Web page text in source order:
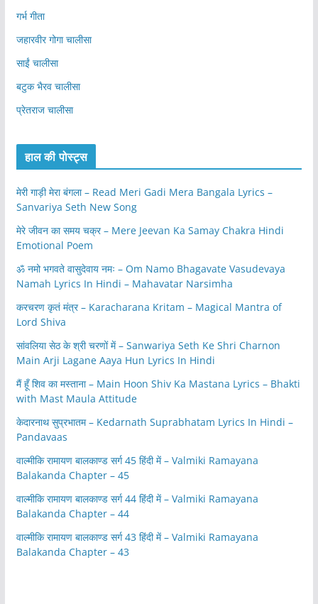
गर्भ गीता
जहारवीर गोगा चालीसा
साईं चालीसा
बटुक भैरव चालीसा
प्रेतराज चालीसा
हाल की पोस्ट्स
मेरी गाड़ी मेरा बंगला – Read Meri Gadi Mera Bangala Lyrics –
Sanvariya Seth New Song
मेरे जीवन का समय चक्र – Mere Jeevan Ka Samay Chakra Hindi
Emotional Poem
ॐ नमो भगवते वासुदेवाय नमः – Om Namo Bhagavate Vasudevaya
Namah Lyrics In Hindi – Mahavatar Narsimha
करचरण कृतं मंत्र – Karacharana Kritam – Magical Mantra of
Lord Shiva
सांवलिया सेठ के श्री चरणों में – Sanwariya Seth Ke Shri Charnon
Main Arji Lagane Aaya Hun Lyrics In Hindi
मैं हूँ शिव का मस्ताना – Main Hoon Shiv Ka Mastana Lyrics – Bhakti
with Mast Maula Attitude
केदारनाथ सुप्रभातम – Kedarnath Suprabhatam Lyrics In Hindi –
Pandavaas
वाल्मीकि रामायण बालकाण्ड सर्ग 45 हिंदी में – Valmiki Ramayana
Balakanda Chapter – 45
वाल्मीकि रामायण बालकाण्ड सर्ग 44 हिंदी में – Valmiki Ramayana
Balakanda Chapter – 44
वाल्मीकि रामायण बालकाण्ड सर्ग 43 हिंदी में – Valmiki Ramayana
Balakanda Chapter – 43